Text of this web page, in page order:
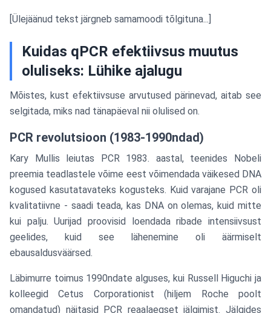
[Ülejäänud tekst järgneb samamoodi tõlgituna...]
Kuidas qPCR efektiivsus muutus
oluliseks: Lühike ajalugu
Mõistes, kust efektiivsuse arvutused pärinevad, aitab see
selgitada, miks nad tänapäeval nii olulised on.
PCR revolutsioon (1983-1990ndad)
Kary Mullis leiutas PCR 1983. aastal, teenides Nobeli
preemia teadlastele võime eest võimendada väikesed DNA
kogused kasutatavateks kogusteks. Kuid varajane PCR oli
kvalitatiivne - saadi teada, kas DNA on olemas, kuid mitte
kui palju. Uurijad proovisid loendada ribade intensiivsust
geelides, kuid see lähenemine oli äärmiselt
ebausaldusväärsed.
Läbimurre toimus 1990ndate alguses, kui Russell Higuchi ja
kolleegid Cetus Corporationist (hiljem Roche poolt
omandatud) näitasid PCR reaalaegset jälgimist. Jälgides